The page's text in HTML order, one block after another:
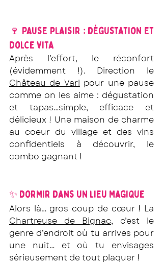
🍷 Pause plaisir : dégustation et
dolce vita
Après l’effort, le réconfort
Château de Vari pour une pause
comme on les aime : dégustation
et tapas…simple, efficace et
délicieux ! Une maison de charme
au coeur du village et des vins
confidentiels à découvrir, le
combo gagnant !
✨ Dormir dans un lieu magique
Chartreuse de Bignac, c’est le
genre d’endroit où tu arrives pour
une nuit… et où tu envisages
sérieusement de tout plaquer !